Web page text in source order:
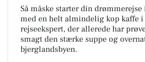
Så måske starter din
med en helt almindelig kop kaffe
rejseekspert, der allerede har
smagt den stærke suppe og
bjerglandsbyen.